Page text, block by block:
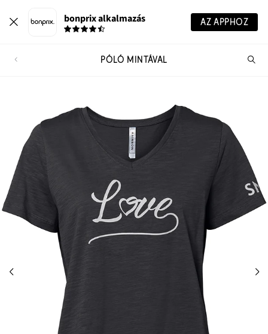
bonprix alkalmazás AZ APPHOZ
PÓLÓ MINTÁVAL